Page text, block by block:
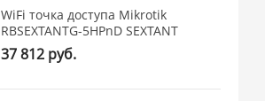
WiFi точка доступа Mikrotik
RBSEXTANTG-5HPnD SEXTANT
37 812 руб.